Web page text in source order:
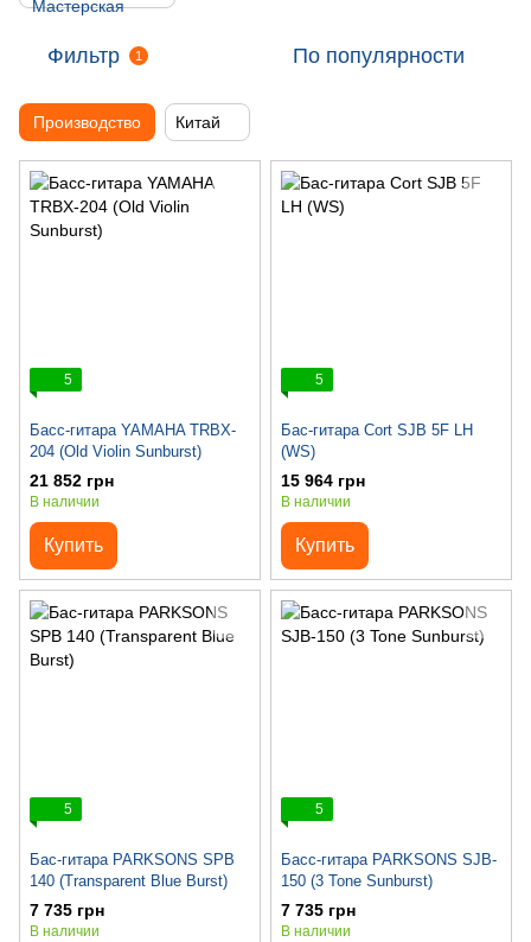
Фильтр 1 По популярности
Производство Китай
5
Басс-гитара YAMAHA TRBX-
204 (Old Violin Sunburst)
21 852 грн
В наличии
Купить
5
Бас-гитара Cort SJB 5F LH
(WS)
15 964 грн
В наличии
Купить
5
Бас-гитара PARKSONS SPB
140 (Transparent Blue Burst)
7 735 грн
В наличии
5
Басс-гитара PARKSONS SJB-
150 (3 Tone Sunburst)
7 735 грн
В наличии